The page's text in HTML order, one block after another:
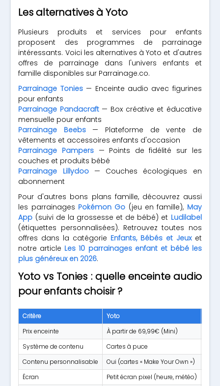
Les alternatives à Yoto
Plusieurs produits et services pour enfants
proposent des programmes de parrainage
intéressants. Voici les alternatives à Yoto et d'autres
offres de parrainage dans l'univers enfants et
famille disponibles sur Parrainage.co.
Parrainage Tonies— Enceinte audio avec figurines
pour enfants
Parrainage Pandacraft— Box créative et éducative
mensuelle pour enfants
Parrainage Beebs— Plateforme de vente de
vêtements et accessoires enfants d'occasion
Parrainage Pampers — Points de fidélité sur les
couches et produits bébé
Parrainage Lillydoo— Couches écologiques en
abonnement
Pour d'autres bons plans famille, découvrez aussi
les parrainages Pokémon Go (jeu en famille), May
App (suivi de la grossesse et de bébé) et Ludilabel
(étiquettes personnalisées). Retrouvez toutes nos
offres dans la catégorie Enfants, Bébés et Jeuxet
notre article Les 10 parrainages enfant et bébé les
plus généreux en 2026.
Yoto vs Tonies : quelle enceinte audio
pour enfants choisir ?
Critère Yoto
Prix enceinte
À partir de 69,99€ (Mini)
Système de contenu
Cartes à puce
Contenu personnalisable
Oui (cartes « Make Your Own »)
Écran
Petit écran pixel (heure, météo)